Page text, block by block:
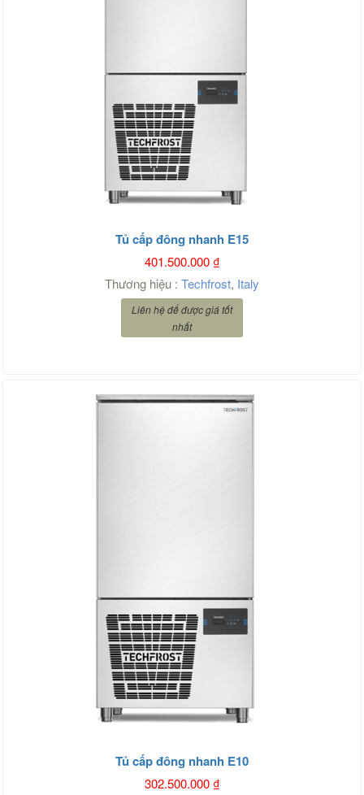
Tủ cấp đông nhanh E15
401.500.000₫
Thương hiệu : Techfrost, Italy
Liên hệ để được giá tốt
nhất
Tủ cấp đông nhanh E10
302.500.000₫